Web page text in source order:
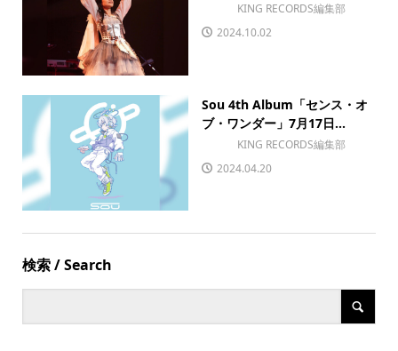
KING RECORDS編集部
2024.10.02
Sou 4th Album「センス・オ
ブ・ワンダー」7月17日...
KING RECORDS編集部
2024.04.20
検索 / Search